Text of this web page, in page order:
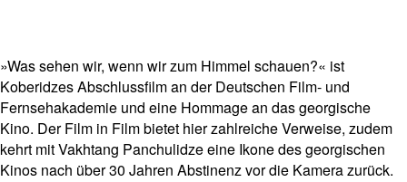
»Was sehen wir, wenn wir zum Himmel schauen?« ist
Koberidzes Abschlussfilm an der Deutschen Film- und
Fernsehakademie und eine Hommage an das georgische
Kino. Der Film in Film bietet hier zahlreiche Verweise, zudem
kehrt mit Vakhtang Panchulidze eine Ikone des georgischen
Kinos nach über 30 Jahren Abstinenz vor die Kamera zurück.